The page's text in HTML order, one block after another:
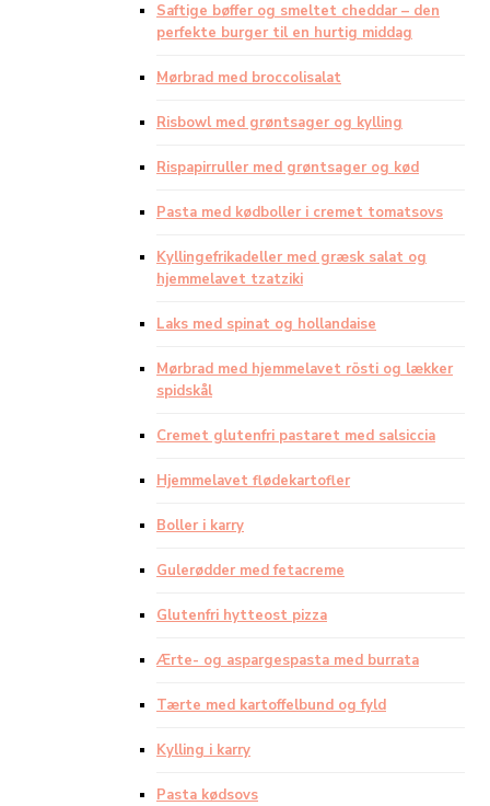
Saftige bøffer og smeltet cheddar – den
perfekte burger til en hurtig middag
Mørbrad med broccolisalat
Risbowl med grøntsager og kylling
Rispapirruller med grøntsager og kød
Pasta med kødboller i cremet tomatsovs
Kyllingefrikadeller med græsk salat og
hjemmelavet tzatziki
Laks med spinat og hollandaise
Mørbrad med hjemmelavet rösti og lækker
spidskål
Cremet glutenfri pastaret med salsiccia
Hjemmelavet flødekartofler
Boller i karry
Gulerødder med fetacreme
Glutenfri hytteost pizza
Ærte- og aspargespasta med burrata
Tærte med kartoffelbund og fyld
Kylling i karry
Pasta kødsovs